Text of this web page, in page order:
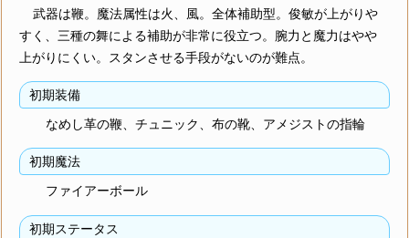
武器は鞭。魔法属性は火、風。全体補助型。俊敏が上がりや
すく、三種の舞による補助が非常に役立つ。腕力と魔力はやや
上がりにくい。スタンさせる手段がないのが難点。
初期装備
なめし革の鞭、チュニック、布の靴、アメジストの指輪
初期魔法
ファイアーボール
初期ステータス